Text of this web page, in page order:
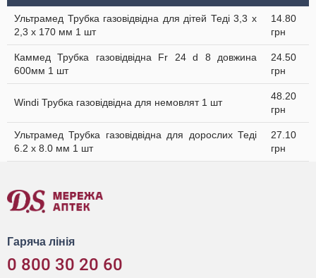
Ультрамед Трубка газовідвідна для дітей Теді 3,3 х
2,3 х 170 мм 1 шт
14.80
грн
Каммед Трубка газовідвідна Fr 24 d 8 довжина
600мм 1 шт
24.50
грн
Windi Трубка газовідвідна для немовлят 1 шт
48.20
грн
Ультрамед Трубка газовідвідна для дорослих Теді
6.2 х 8.0 мм 1 шт
27.10
грн
Гаряча лінія
0 800 30 20 60